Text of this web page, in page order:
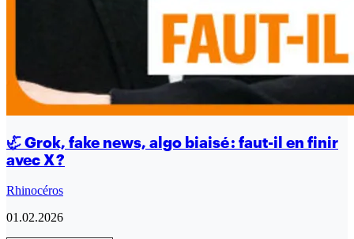
🦏 Grok, fake news, algo biaisé : faut-il en finir
avec X ?
Rhinocéros
01.02.2026